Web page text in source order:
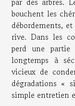
bouchent les
débordements,
rive. Dans les
perd une
longtemps à
vicieux de
dégradations «
simple entretien